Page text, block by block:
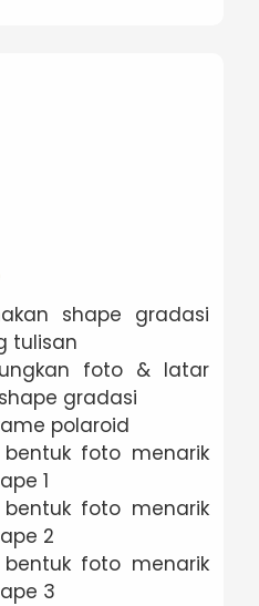
shape gradasi
tulisan
foto & latar
gradasi
polaroid
foto menarik
1
foto menarik
2
foto menarik
3